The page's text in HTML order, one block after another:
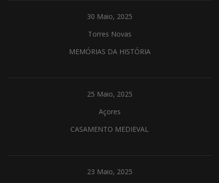
30 Maio, 2025
Torres Novas
MEMÓRIAS DA HISTÓRIA
25 Maio, 2025
Açores
CASAMENTO MEDIEVAL
23 Maio, 2025